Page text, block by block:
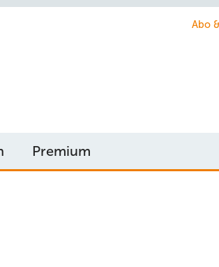
Abo
Premium